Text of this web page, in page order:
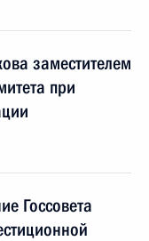
заместителем
при
Госсовета